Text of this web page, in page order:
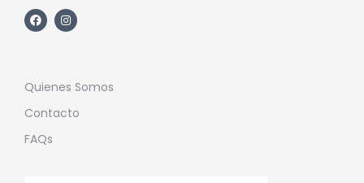
Quienes Somos
Contacto
FAQs